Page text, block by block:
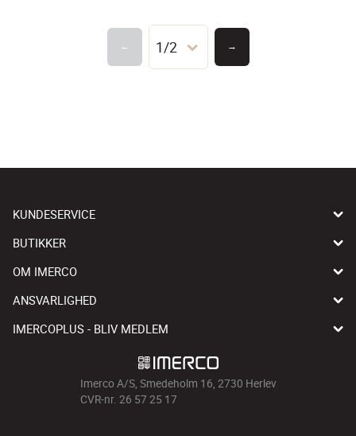
← 1/2 →
KUNDESERVICE
BUTIKKER
OM IMERCO
ANSVARLIGHED
IMERCOPLUS - BLIV MEDLEM
Imerco A/S, Smedeholm 16, 2730 Herlev
CVR-nr. 26 57 25 17